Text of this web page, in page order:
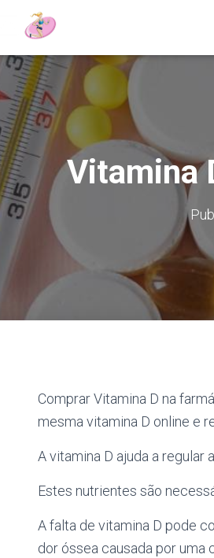
Vitamina
Comprar Vitamina D na
mesma vitamina D online e
A vitamina D ajuda a regular
Estes nutrientes são
A falta de vitamina D pode
dor óssea causada por uma